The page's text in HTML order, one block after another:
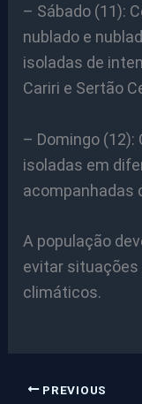
– Sábado (11):
nublado e
isoladas de
Cariri e Sertão
– Domingo
isoladas em
acompanhadas
A população
evitar situações
climáticos.
PREVIOUS